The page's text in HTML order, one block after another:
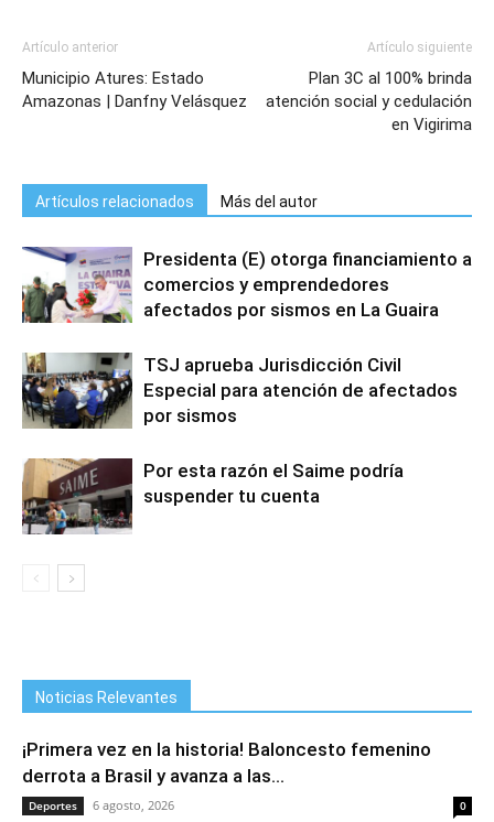
Artículo anterior
Municipio Atures: Estado
Amazonas | Danfny Velásquez
Artículo siguiente
Plan 3C al 100% brinda
atención social y cedulación
en Vigirima
Artículos relacionados Más del autor
Presidenta (E) otorga financiamiento a
comercios y emprendedores
afectados por sismos en La Guaira
TSJ aprueba Jurisdicción Civil
Especial para atención de afectados
por sismos
Por esta razón el Saime podría
suspender tu cuenta
Noticias Relevantes
¡Primera vez en la historia! Baloncesto femenino
derrota a Brasil y avanza a las...
Deportes 6 agosto, 2026 0